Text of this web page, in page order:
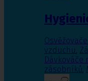
vzduchu,
Dávkováče
zásobníků,